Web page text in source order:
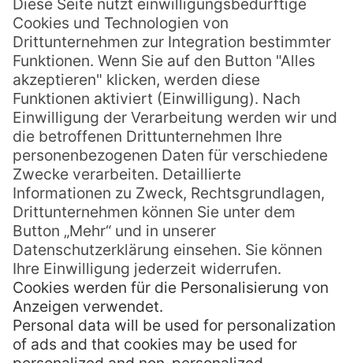
für die Salomonen: Eine einfache, auf
Stelzen erbaute Holzhütte mitten im
Wasser. Der Bungalow ist sehr einfach
eingerichtet, beinhaltet aber alles, was man
für einen echten Natururlaub benötigt: Mit
Bett, Sitzgelegenheiten und Tisch ist die
Hütte rustikal möbliert, eine Dusche samt
WC gibt es nebenan.
Damit ist der Serah Key Homestay gerade
für Reisende geeignet, denen
Naturverbundenheit und Ursprünglichkeit
mehr bedeutet, als Luxus und Komfort.